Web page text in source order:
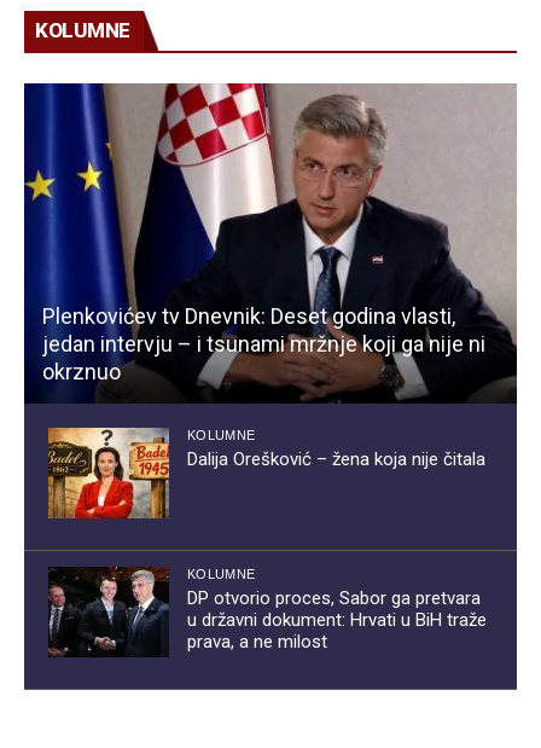
KOLUMNE
Plenkovićev tv Dnevnik: Deset godina vlasti,
jedan intervju – i tsunami mržnje koji ga nije ni
okrznuo
KOLUMNE
Dalija Orešković – žena koja nije čitala
KOLUMNE
DP otvorio proces, Sabor ga pretvara
u državni dokument: Hrvati u BiH traže
prava, a ne milost